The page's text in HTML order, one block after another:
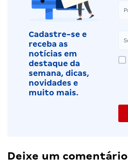
Cadastre-se e
receba as
notícias em
destaque da
semana, dicas,
novidades e
muito mais.
Deixe um comentário